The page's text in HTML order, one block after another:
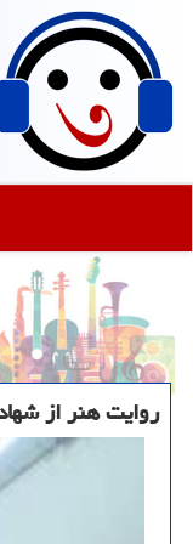
روایت هنر از